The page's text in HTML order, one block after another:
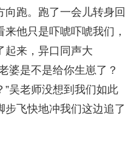
向跑。跑了一会儿转身回
他只是吓唬吓唬我们，
起来，异口同声大
婆是不是给你生崽了？
吴老师没想到我们如此
步飞快地冲我们这边追了